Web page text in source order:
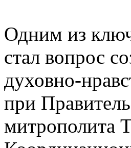
Одним из
стал вопрос
духовно-
при
митрополита